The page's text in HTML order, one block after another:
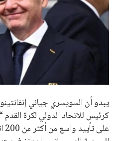
الاخبار الشائعة
إنفانتينو
عمر إبراهيم
مستثمر
عمر إبراهيم 22 يوليو 2026